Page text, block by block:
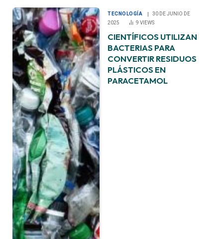
TECNOLOGÍA
30 DE JUNIO DE
2025
9VIEWS
CIENTÍFICOS UTILIZAN
BACTERIAS PARA
CONVERTIR RESIDUOS
PLÁSTICOS EN
PARACETAMOL